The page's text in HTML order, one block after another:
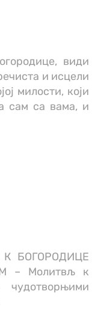
види
и исцели
милости, који
сам са вама, и
К БОГОРОДИЦЕ
– Молитвљ к